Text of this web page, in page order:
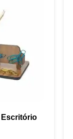
Escritório